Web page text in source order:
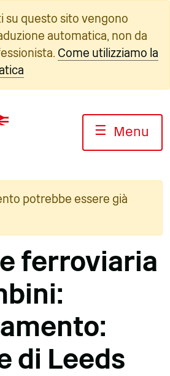
questo sito vengono
automatica, non da
Come utilizziamo la
☰ Menu
potrebbe essere già
ferroviaria
di Leeds